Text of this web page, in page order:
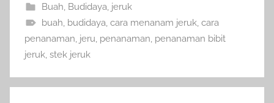
Buah Budidaya jeruk
buah budidaya cara menanam jeruk, cara
penanaman jeru penanaman penanaman bibit
jeruk stek jeruk